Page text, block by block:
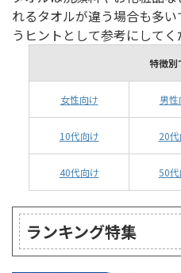
れるタオルが違う場合も多
うヒントとして参考にしてく
特徴別
女性向け 男性
10代向け 20
40代向け 50
ランキング特集